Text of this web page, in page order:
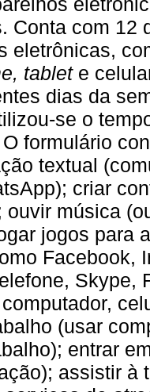
Conta com 12
eletrônicas,
tablete
dias da
se o
formulário
textual
criar
ouvir música
jogos para
Facebook,
Skype,
(usar
entrar
assistir à